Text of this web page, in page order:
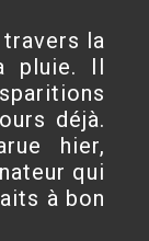
la
pluie. Il
déjà.
hier,
qui
à bon